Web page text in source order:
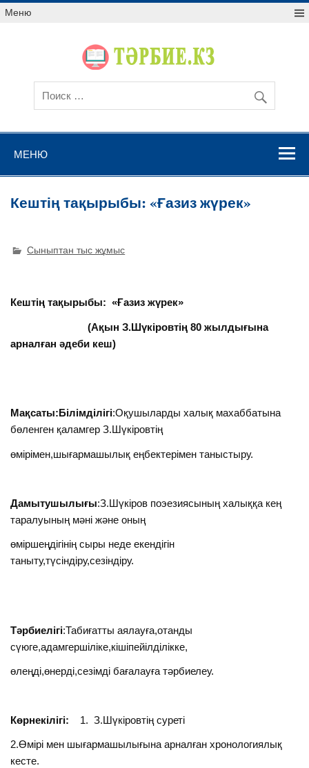
Меню
МЕНЮ
Кештің тақырыбы: «Ғазиз жүрек»
Сыныптан тыс жұмыс
Кештің тақырыбы: «Ғазиз жүрек»
(Ақын З.Шүкіровтің 80 жылдығына
арналған әдеби кеш)
Мақсаты:Білімділігі:Оқушыларды халық махаббатына
бөленген қаламгер З.Шүкіровтің
өмірімен,шығармашылық еңбектерімен таныстыру.
Дамытушылығы:З.Шүкіров поэезиясының халыққа кең
таралуының мәні және оның
өміршеңдігінің сыры неде екендігін
таныту,түсіндіру,сезіндіру.
Тәрбиелігі:Табиғатты аялауға,отанды
сүюге,адамгершіліке,кішіпейілділікке,
өлеңді,өнерді,сезімді бағалауға тәрбиелеу.
Көрнекілігі: 1. З.Шүкіровтің суреті
2.Өмірі мен шығармашылығына арналған хронологиялық
кесте.